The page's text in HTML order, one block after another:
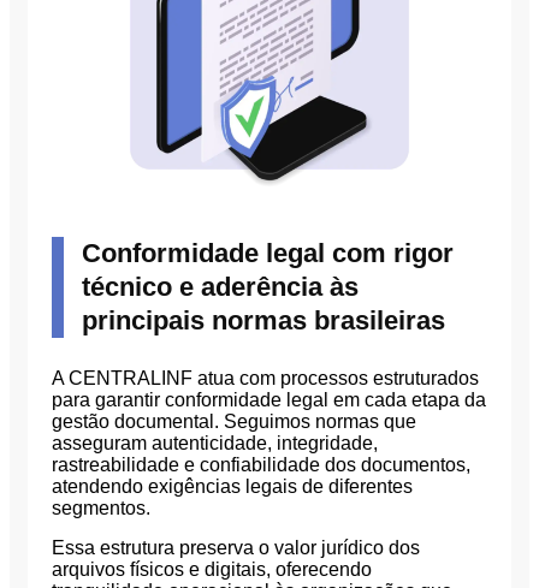
Conformidade legal com rigor
técnico e aderência às
principais normas brasileiras
A CENTRALINF atua com processos estruturados
para garantir conformidade legal em cada etapa da
gestão documental. Seguimos normas que
asseguram autenticidade, integridade,
rastreabilidade e confiabilidade dos documentos,
atendendo exigências legais de diferentes
segmentos.
Essa estrutura preserva o valor jurídico dos
arquivos físicos e digitais, oferecendo